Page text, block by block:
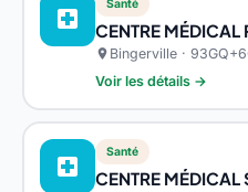
local_hospital
Santé
CENTRE MÉDICAL
location_on Bingerville ·
Voir les détails →
local_hospital
Santé
CENTRE MÉDICAL